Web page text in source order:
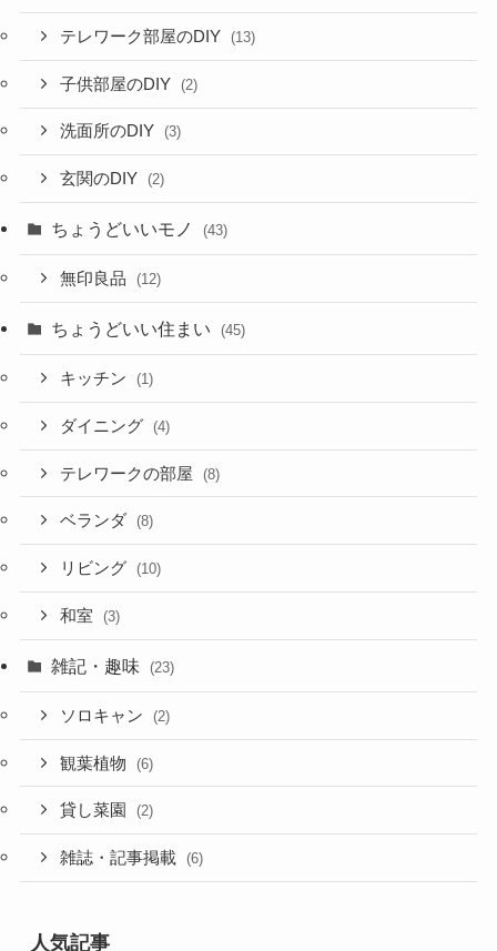
テレワーク部屋のDIY (13)
子供部屋のDIY (2)
洗面所のDIY (3)
玄関のDIY (2)
ちょうどいいモノ (43)
無印良品 (12)
ちょうどいい住まい (45)
キッチン (1)
ダイニング (4)
テレワークの部屋 (8)
ベランダ (8)
リビング (10)
和室 (3)
雑記・趣味 (23)
ソロキャン (2)
観葉植物 (6)
貸し菜園 (2)
雑誌・記事掲載 (6)
人気記事